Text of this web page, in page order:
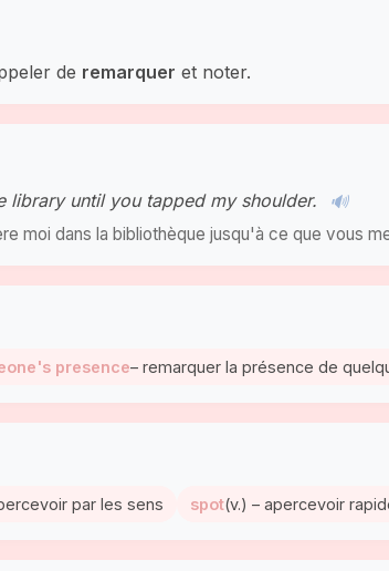
de remarquer et noter.
until you tapped my shoulder. 🔊
moi dans la bibliothèque jusqu'à ce que vous
presence– remarquer la présence de
par les sens spot(v.) – apercevoir